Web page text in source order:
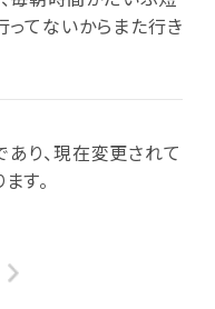
ってないからまた行き
り、現在変更されて
す。